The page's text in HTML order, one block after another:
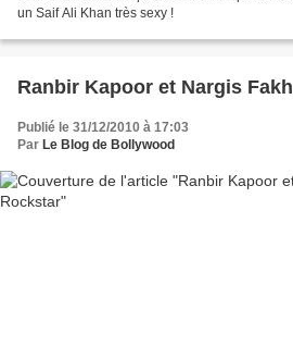
un Saif Ali Khan très sexy !
Ranbir Kapoor et Nargis
Publié le 31/12/2010 à 17:03
Par Le Blog de Bollywood